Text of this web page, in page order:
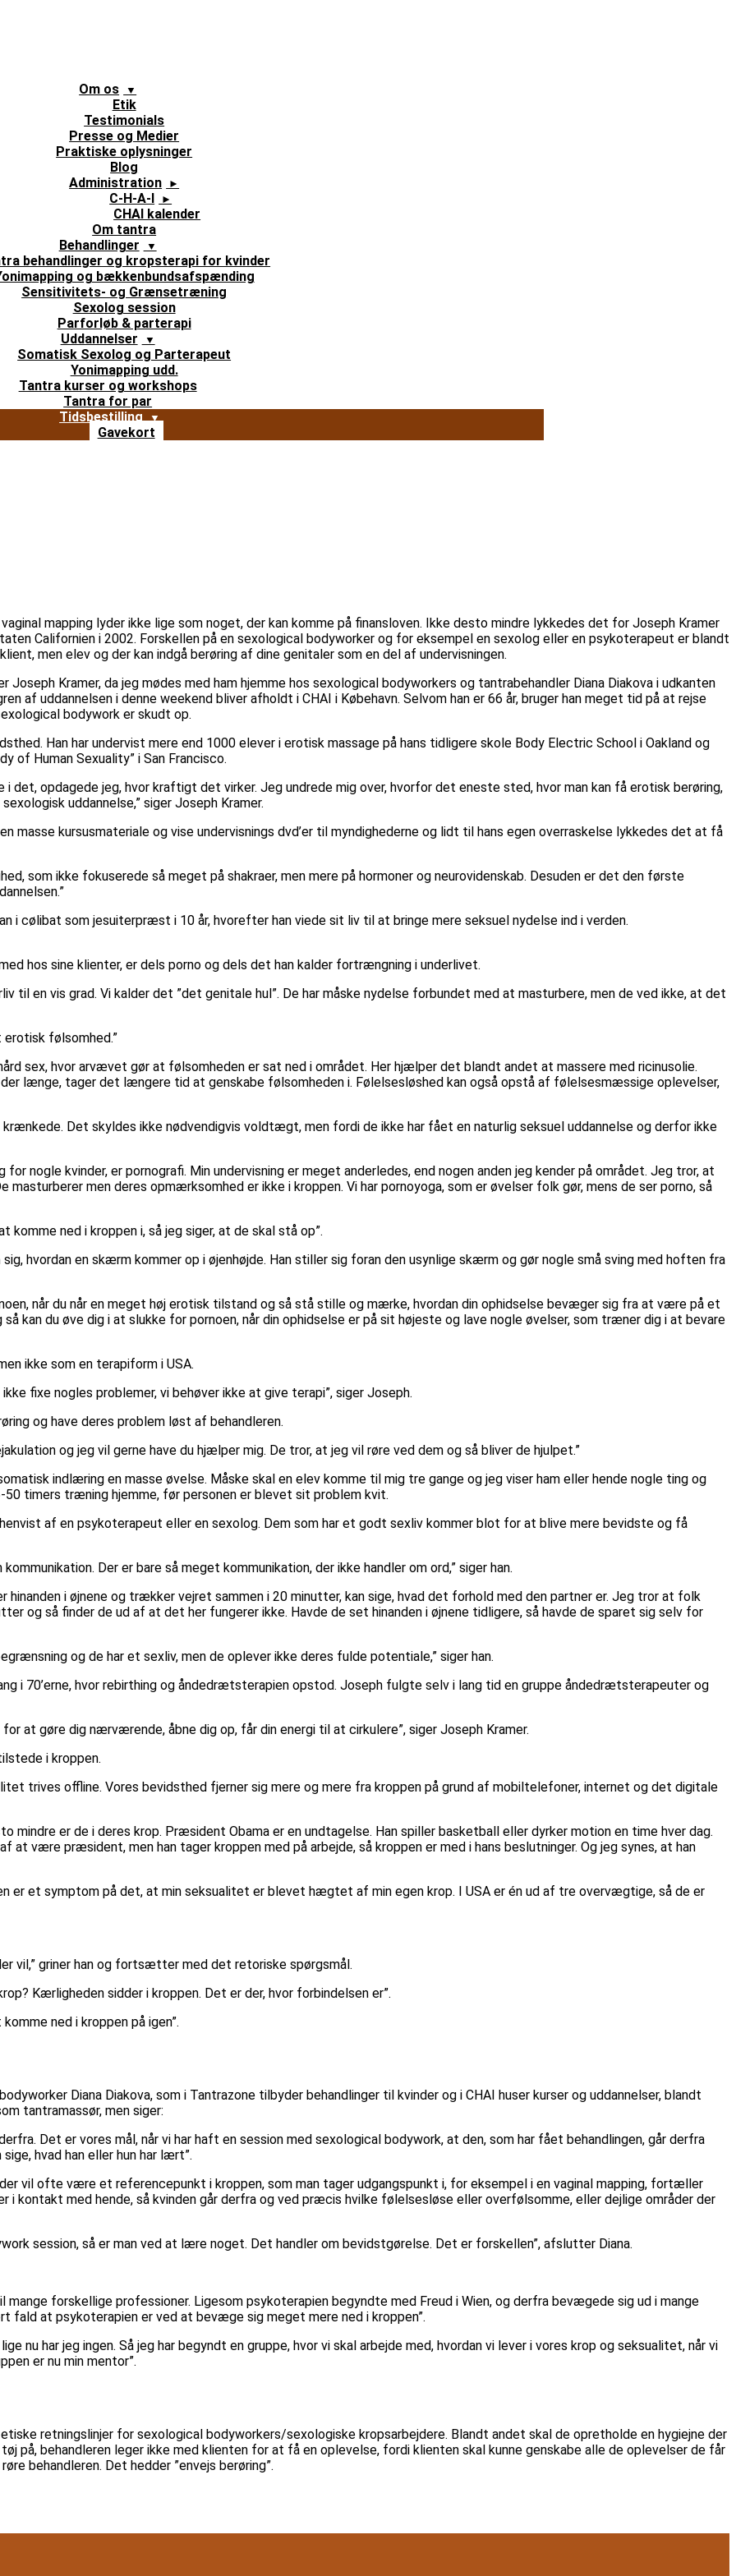
Om os
Etik
Testimonials
Presse og Medier
Praktiske oplysninger
Blog
Administration
C-H-A-I
CHAI kalender
Om tantra
Behandlinger
behandlinger og kropsterapi for kvinder
og bækkenbundsafspænding
Sensitivitets- og Grænsetræning
Sexolog session
Parforløb & parterapi
Uddannelser
Somatisk Sexolog og Parterapeut
Yonimapping udd.
Tantra kurser og workshops
Tantra for par
Tidsbestilling
Gavekort
mapping lyder ikke lige som noget, der kan komme på finansloven. Ikke desto mindre lykkedes det for Joseph Kramer
Californien i 2002. Forskellen på en sexological bodyworker og for eksempel en sexolog eller en psykoterapeut er blandt
men elev og der kan indgå berøring af dine genitaler som en del af undervisningen.
Joseph Kramer, da jeg mødes med ham hjemme hos sexological bodyworkers og tantrabehandler Diana Diakova i udkanten
af uddannelsen i denne weekend bliver afholdt i CHAI i Købehavn. Selvom han er 66 år, bruger han meget tid på at rejse
bodywork er skudt op.
Han har undervist mere end 1000 elever i erotisk massage på hans tidligere skole Body Electric School i Oakland og
of Human Sexuality” i San Francisco.
det, opdagede jeg, hvor kraftigt det virker. Jeg undrede mig over, hvorfor det eneste sted, hvor man kan få erotisk berøring,
uddannelse,” siger Joseph Kramer.
masse kursusmateriale og vise undervisnings dvd’er til myndighederne og lidt til hans egen overraskelse lykkedes det at få
som ikke fokuserede så meget på shakraer, men mere på hormoner og neurovidenskab. Desuden er det den første
i cølibat som jesuiterpræst i 10 år, hvorefter han viede sit liv til at bringe mere seksuel nydelse ind i verden.
hos sine klienter, er dels porno og dels det han kalder fortrængning i underlivet.
til en vis grad. Vi kalder det ”det genitale hul”. De har måske nydelse forbundet med at masturbere, men de ved ikke, at det
følsomhed.”
sex, hvor arvævet gør at følsomheden er sat ned i området. Her hjælper det blandt andet at massere med ricinusolie.
længe, tager det længere tid at genskabe følsomheden i. Følelsesløshed kan også opstå af følelsesmæssige oplevelser,
Det skyldes ikke nødvendigvis voldtægt, men fordi de ikke har fået en naturlig seksuel uddannelse og derfor ikke
nogle kvinder, er pornografi. Min undervisning er meget anderledes, end nogen anden jeg kender på området. Jeg tror, at
men deres opmærksomhed er ikke i kroppen. Vi har pornoyoga, som er øvelser folk gør, mens de ser porno, så
ned i kroppen i, så jeg siger, at de skal stå op”.
hvordan en skærm kommer op i øjenhøjde. Han stiller sig foran den usynlige skærm og gør nogle små sving med hoften fra
når du når en meget høj erotisk tilstand og så stå stille og mærke, hvordan din ophidselse bevæger sig fra at være på et
kan du øve dig i at slukke for pornoen, når din ophidselse er på sit højeste og lave nogle øvelser, som træner dig i at bevare
ikke som en terapiform i USA.
fixe nogles problemer, vi behøver ikke at give terapi”, siger Joseph.
og have deres problem løst af behandleren.
og jeg vil gerne have du hjælper mig. De tror, at jeg vil røre ved dem og så bliver de hjulpet.”
indlæring en masse øvelse. Måske skal en elev komme til mig tre gange og jeg viser ham eller hende nogle ting og
timers træning hjemme, før personen er blevet sit problem kvit.
af en psykoterapeut eller en sexolog. Dem som har et godt sexliv kommer blot for at blive mere bevidste og få
Der er bare så meget kommunikation, der ikke handler om ord,” siger han.
hinanden i øjnene og trækker vejret sammen i 20 minutter, kan sige, hvad det forhold med den partner er. Jeg tror at folk
og så finder de ud af at det her fungerer ikke. Havde de set hinanden i øjnene tidligere, så havde de sparet sig selv for
og de har et sexliv, men de oplever ikke deres fulde potentiale,” siger han.
i 70’erne, hvor rebirthing og åndedrætsterapien opstod. Joseph fulgte selv i lang tid en gruppe åndedrætsterapeuter og
at gøre dig nærværende, åbne dig op, får din energi til at cirkulere”, siger Joseph Kramer.
i kroppen.
trives offline. Vores bevidsthed fjerner sig mere og mere fra kroppen på grund af mobiltelefoner, internet og det digitale
mindre er de i deres krop. Præsident Obama er en undtagelse. Han spiller basketball eller dyrker motion en time hver dag.
at være præsident, men han tager kroppen med på arbejde, så kroppen er med i hans beslutninger. Og jeg synes, at han
er et symptom på det, at min seksualitet er blevet hægtet af min egen krop. I USA er én ud af tre overvægtige, så de er
vil,” griner han og fortsætter med det retoriske spørgsmål.
Kærligheden sidder i kroppen. Det er der, hvor forbindelsen er”.
ned i kroppen på igen”.
Diana Diakova, som i Tantrazone tilbyder behandlinger til kvinder og i CHAI huser kurser og uddannelser, blandt
tantramassør, men siger:
Det er vores mål, når vi har haft en session med sexological bodywork, at den, som har fået behandlingen, går derfra
hvad han eller hun har lært”.
vil ofte være et referencepunkt i kroppen, som man tager udgangspunkt i, for eksempel i en vaginal mapping, fortæller
i kontakt med hende, så kvinden går derfra og ved præcis hvilke følelsesløse eller overfølsomme, eller dejlige områder der
session, så er man ved at lære noget. Det handler om bevidstgørelse. Det er forskellen”, afslutter Diana.
forskellige professioner. Ligesom psykoterapien begyndte med Freud i Wien, og derfra bevægede sig ud i mange
fald at psykoterapien er ved at bevæge sig meget mere ned i kroppen”.
nu har jeg ingen. Så jeg har begyndt en gruppe, hvor vi skal arbejde med, hvordan vi lever i vores krop og seksualitet, når vi
er nu min mentor”.
retningslinjer for sexological bodyworkers/sexologiske kropsarbejdere. Blandt andet skal de opretholde en hygiejne der
på, behandleren leger ikke med klienten for at få en oplevelse, fordi klienten skal kunne genskabe alle de oplevelser de får
behandleren. Det hedder ”envejs berøring”.